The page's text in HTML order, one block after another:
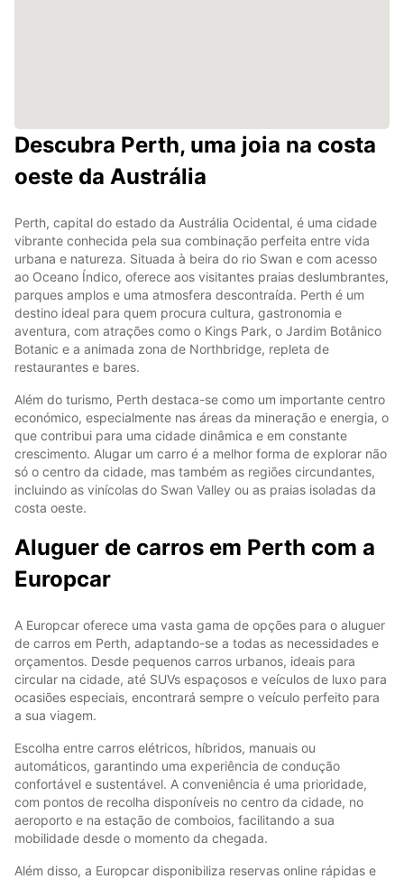
Descubra Perth, uma joia na costa
oeste da Austrália
Perth, capital do estado da Austrália Ocidental, é uma cidade
vibrante conhecida pela sua combinação perfeita entre vida
urbana e natureza. Situada à beira do rio Swan e com acesso
ao Oceano Índico, oferece aos visitantes praias deslumbrantes,
parques amplos e uma atmosfera descontraída. Perth é um
destino ideal para quem procura cultura, gastronomia e
aventura, com atrações como o Kings Park, o Jardim Botânico
Botanic e a animada zona de Northbridge, repleta de
restaurantes e bares.
Além do turismo, Perth destaca-se como um importante centro
económico, especialmente nas áreas da mineração e energia, o
que contribui para uma cidade dinâmica e em constante
crescimento. Alugar um carro é a melhor forma de explorar não
só o centro da cidade, mas também as regiões circundantes,
incluindo as vinícolas do Swan Valley ou as praias isoladas da
costa oeste.
Aluguer de carros em Perth com a
Europcar
A Europcar oferece uma vasta gama de opções para o aluguer
de carros em Perth, adaptando-se a todas as necessidades e
orçamentos. Desde pequenos carros urbanos, ideais para
circular na cidade, até SUVs espaçosos e veículos de luxo para
ocasiões especiais, encontrará sempre o veículo perfeito para
a sua viagem.
Escolha entre carros elétricos, híbridos, manuais ou
automáticos, garantindo uma experiência de condução
confortável e sustentável. A conveniência é uma prioridade,
com pontos de recolha disponíveis no centro da cidade, no
aeroporto e na estação de comboios, facilitando a sua
mobilidade desde o momento da chegada.
Além disso, a Europcar disponibiliza reservas online rápidas e